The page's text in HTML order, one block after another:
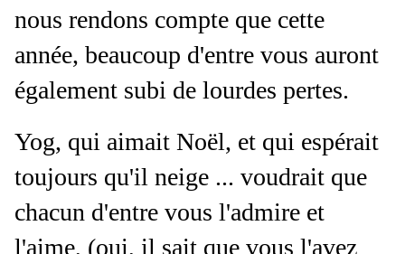
nous rendons compte que cette
année, beaucoup d'entre vous auront
également subi de lourdes pertes.
Yog, qui aimait Noël, et qui espérait
toujours qu'il neige ... voudrait que
chacun d'entre vous l'admire et
l'aime, (oui, il sait que vous l'avez